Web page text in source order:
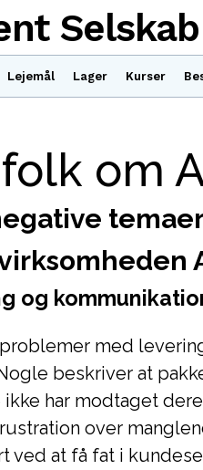
Lejemål Lager Kurser
Selskab
om
og
med
beskriver at
har modtaget
over
ved at få fat i